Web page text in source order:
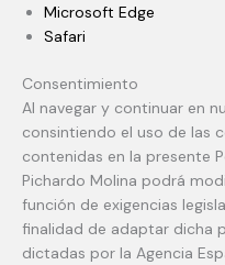
Microsoft Edge
Safari
Consentimiento
Al navegar y continuar en
consintiendo el uso de las
contenidas en la presente
Pichardo Molina podrá
función de exigencias
finalidad de adaptar dicha
dictadas por la Agencia